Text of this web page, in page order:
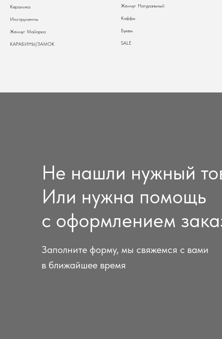
Керамика
Инструменты
Жемчуг Майорка
КАРАБИНЫ/ЗАМОК
Жемчуг Натуральный
Каффы
Буквы
SALE
Не нашли нужный
Или нужна помощь
с оформлением
Заполните форму, мы свяжемся с вами
в ближайшее время